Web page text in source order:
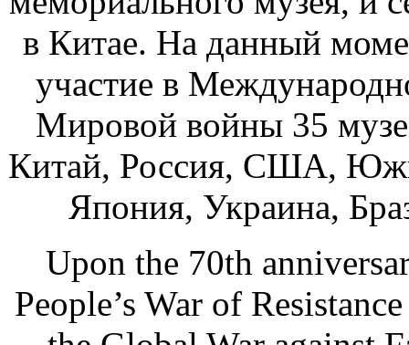
в Китае. На данный
участие в
Мировой войны 35
Китай, Россия, США,
Япония, Украина,
Upon the 70th
People’s War of